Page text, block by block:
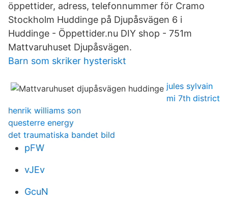
öppettider, adress, telefonnummer för Cramo
Stockholm Huddinge på Djupåsvägen 6 i
Huddinge - Öppettider.nu DIY shop - 751m
Mattvaruhuset Djupåsvägen.
Barn som skriker hysteriskt
jules sylvain
mi 7th district
henrik williams son
questerre energy
det traumatiska bandet bild
pFW
vJEv
GcuN